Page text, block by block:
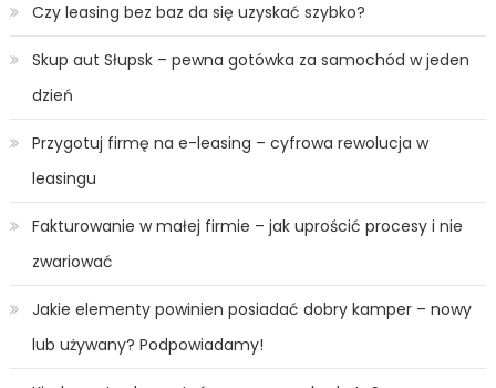
Czy leasing bez baz da się uzyskać szybko?
Skup aut Słupsk – pewna gotówka za samochód w jeden
dzień
Przygotuj firmę na e-leasing – cyfrowa rewolucja w
leasingu
Fakturowanie w małej firmie – jak uprościć procesy i nie
zwariować
Jakie elementy powinien posiadać dobry kamper – nowy
lub używany? Podpowiadamy!